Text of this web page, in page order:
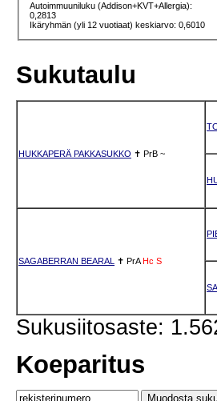
Autoimmuuniluku (Addison+KVT+Allergia):
0,2813
Ikäryhmän (yli 12 vuotiaat) keskiarvo: 0,6010
Sukutaulu
HUKKAPERÄ PAKKASUKKO ✝ PrB ~
SAGABERRAN BEARAL ✝ PrA Hc S
Sukusiitosaste:
Koeparitus